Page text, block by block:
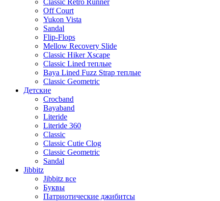
Off Court
Yukon Vista
Sandal
Flip-Flops
Mellow Recovery Slide
Classic Hiker Xscape
Classic Lined теплые
Baya Lined Fuzz Strap теплые
Classic Geometric
Детские
Crocband
Bayaband
Literide
Literide 360
Classic
Classic Cutie Clog
Classic Geometric
Sandal
Jibbitz
Jibbitz все
Буквы
Патриотические джибитсы